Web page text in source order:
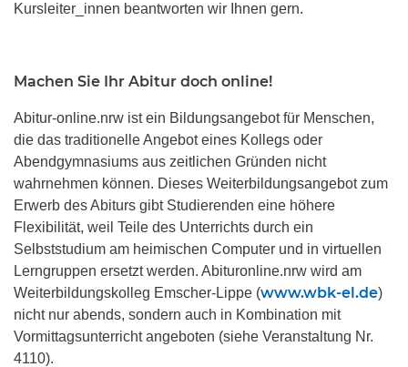
Kursleiter_innen beantworten wir Ihnen gern.
Machen Sie Ihr Abitur doch online!
Abitur-online.nrw ist ein Bildungsangebot für Menschen,
die das traditionelle Angebot eines Kollegs oder
Abendgymnasiums aus zeitlichen Gründen nicht
wahrnehmen können. Dieses Weiterbildungsangebot zum
Erwerb des Abiturs gibt Studierenden eine höhere
Flexibilität, weil Teile des Unterrichts durch ein
Selbststudium am heimischen Computer und in virtuellen
Lerngruppen ersetzt werden. Abituronline.nrw wird am
Weiterbildungskolleg Emscher-Lippe (www.wbk-el.de)
nicht nur abends, sondern auch in Kombination mit
Vormittagsunterricht angeboten (siehe Veranstaltung Nr.
4110).